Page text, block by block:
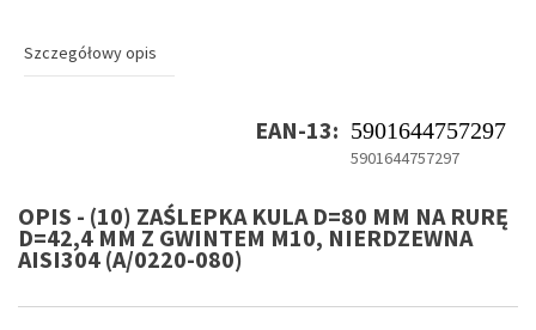
Szczegółowy opis
EAN-13: 5901644757297
5901644757297
OPIS - (10) ZAŚLEPKA KULA D=80 MM NA RURĘ
D=42,4 MM Z GWINTEM M10, NIERDZEWNA
AISI304 (A/0220-080)